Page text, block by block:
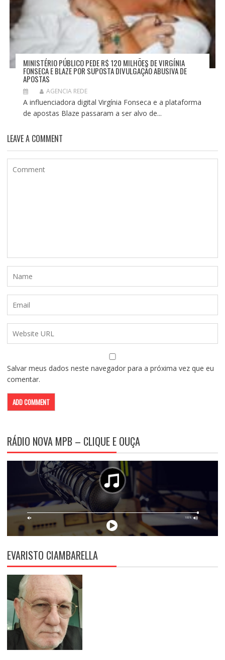
MINISTÉRIO PÚBLICO PEDE R$ 120 MILHÕES DE VIRGÍNIA
FONSECA E BLAZE POR SUPOSTA DIVULGAÇÃO ABUSIVA DE
APOSTAS
AGENCIA REDE
A influenciadora digital Virgínia Fonseca e a plataforma
de apostas Blaze passaram a ser alvo de...
LEAVE A COMMENT
Salvar meus dados neste navegador para a próxima vez que eu
comentar.
RÁDIO NOVA MPB – CLIQUE E OUÇA
EVARISTO CIAMBARELLA